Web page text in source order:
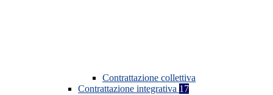
Contrattazione collettiva
Contrattazione integrativa 17